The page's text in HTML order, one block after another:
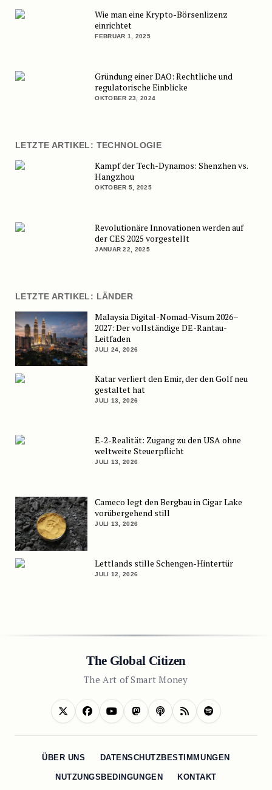
Wie man eine Krypto-Börsenlizenz
einrichtet
FEBRUAR 1, 2025
Gründung einer DAO: Rechtliche und
regulatorische Einblicke
OKTOBER 23, 2024
LETZTE ARTIKEL: TECHNOLOGIE
Kampf der Tech-Dynamos: Shenzhen vs.
Hangzhou
OKTOBER 5, 2025
Revolutionäre Innovationen werden auf
der CES 2025 vorgestellt
JANUAR 22, 2025
LETZTE ARTIKEL: LÄNDER
Malaysia Digital-Nomad-Visum 2026–
2027: Der vollständige DE-Rantau-
Leitfaden
JULI 24, 2026
Katar verliert den Emir, der den Golf neu
gestaltet hat
JULI 13, 2026
E-2-Realität: Zugang zu den USA ohne
weltweite Steuerpflicht
JULI 13, 2026
Cameco legt den Bergbau in Cigar Lake
vorübergehend still
JULI 13, 2026
Lettlands stille Schengen-Hintertür
JULI 12, 2026
The Global Citizen
The Art of Smart Money
ÜBER UNS DATENSCHUTZBESTIMMUNGEN
NUTZUNGSBEDINGUNGEN KONTAKT